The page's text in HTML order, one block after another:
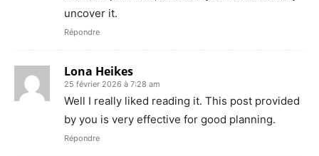
uncover it.
Répondre
Lona Heikes
25 février 2026 à 7:28 am
Well I really liked reading it. This post provided
by you is very effective for good planning.
Répondre